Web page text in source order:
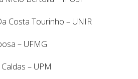
Costa Tourinho – UNIR
– UFMG
– UPM